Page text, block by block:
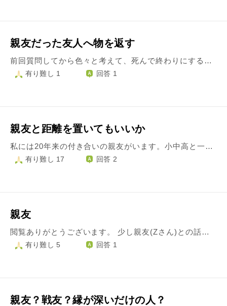
親友だった友人へ物を返す
前回質問してから色々と考えて、死んで終わりにする前にこれまで迷惑掛けてきた人達へやるべき事があるのではないかと思い、一つずつ片付けてから、自分の生き方について改めて考えることにしました。今回はその一つについて相談させてください。 先日、実家の大掃除をしていたら喧嘩別れして絶交になった子に、借りたままだったものが出てきました。本人に返したいのですが、絶交状態にあり連絡手段がないため、直接届けようと思ってます。 ただ、連絡もなしにインターフォンを押すのは私も勇気がいるので、ポストに届けたいのですが、相手へ連絡もなしにいきなり謝罪の手紙と物を届けてしまって良いのか？弁償代をつけた方が良いのか？（弁償代をつけたとして、ポストにお金を入れても良いのか）悩んでいます。 どうするのが正解なのか。アドバイスを頂けると嬉しいです。よろしくお願いします。
有り難し 1 回答 1
親友と距離を置いてもいいか
私には20年来の付き合いの親友がいます。小中高と一緒で、その後も毎日のように連絡したり会ったり、もはやいるのが当たり前の家族のような存在でした。 けれど20代の半ばを過ぎて彼女と話すのが辛くなってきました。 原因はお互いの環境や価値観の違いです。 私は長女で、早くに家を出て一人暮らしを始めました。学校以外の時間は働き詰め、社会人になってようやく仕送りなしで生活が出来るようになりました。 大変な事も多く、コロナで働いていた会社が駄目になったり、手術が必要な病気にかかったりもしました。けれど必死で知恵と貯蓄を絞り、親の援助は受けずに生き延びてきました。 対して親友は実家暮らしです。 一人娘かつ末っ子の彼女は厳しい事を言われないらしく、就活もせず、学生時代から知り合いの店でバイトを続けています。「人生で辛かった時期はあまりない」とたまに言っています。 それはいいのですが、この歳になると避けられない結婚・転職・保険や税金の愚痴などライフイベントに関する話が全く分からないというのです。 健康保険も年金も、自分が乗る車のガソリン代も親が出しているから分からないと言います。嘆く私に「そうなんだー大変だねー」と笑う彼女を見るとモヤモヤしてしまいます。 私はこの歳になり、昔のようにお金と気力を無計画に使う事が出来なくなりました。他の友人も大体そうで、話していてもどこかで現実と将来の話になります。 けれど親友はその辺をあまり考えたくないらしく、そういった話をすると機嫌が悪くなってしまいます。 この前も「皆そんな話ばかりで真面目すぎ」と言われたので、頭にきて「三十路手前なら当然だよ。貴方こそもう少し考えた方が良い」と言ってしまった所、完全にヘソを曲げ黙り込んでしまいました。私も説教臭くなってしまったと反省し謝りましたが、彼女は早く帰ってしまいました。 今まで何度も就活や将来について促してはみましたが、嫌そうにされるだけなので止めました。彼女の人生に偉そうな事も言いたくありません。 けれどここ数年、彼女と話す度にモヤモヤが募ります。 もちろん親友が優しくて人を思いやれる良い子である事も充分知っています。 これ以上決定的に溝を作りたくありません。私は彼女と距離を置くべきでしょうか。時間が解決してくれると信じてもいいのでしょうか。ご意見頂けると有り難いです。
有り難し 17 回答 2
親友
閲覧ありがとうございます。 少し親友(Zさん)との話しをさせてください 私とZさんがあったのは小学3、4年生くらいでしたどう仲良くなったのか今になっては分かりませんが昔から私達は仲が良かったと思います。 私は昔からいたずら好きなとこがありZさんにも色々してしまいました、 Zさんが席を外した時等にZさんの私物を隠してZさんに探してもらったり(すぐに返しました) 自分の意見を押し付けてしまったりZさんの嫌がる事をしてしまったり(2回程) 嫌がる事などしたあとにはちゃんと謝りました。 小学校高学年になるにつれ死にたいと思うことが増え中学2年の時私は自殺をしようとしたとき 最後にZさんに連絡をいれたときZさんは私のことを必死で止めてくれました 普段は全くしない電話もかけ後々に聞いたのですがその時電話に出なかったら何度も掛け直すつもりだったと 普段は言わない私に対しての思いや感謝の言葉も長文にして送ってくれました。 Zさんは私が過去Zさんにしてしまった事や死にたいと思うことが増え上手く笑って日々を過ごせない事等を伝え私とは縁を切ってしまった方が良いと言いましたが Zさんはそれでも私の友達でいてくれると私の事を親友だと思ってくれた事精神が回復し元気になったら一緒にいっぱい笑ってくれる事 Zさんはアニメに詳しく私が元気になれるようなアニメを紹介するなど言ってくれました。 嬉しい反面こんな私がこんなに素敵な親友をもっていいのか私はZさんを過去傷付けてしまったのにと考えてしまいます
有り難し 5 回答 1
親友？戦友？縁が深いだけの人？